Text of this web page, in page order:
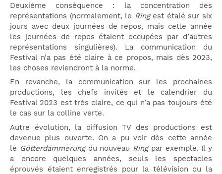
Deuxième conséquence : la concentration des
représentations (normalement, le Ring est étalé sur six
jours avec deux journées de repos, mais cette année
les journées de repos étaient occupées par d’autres
représentations singulières). La communication du
Festival n’a pas été claire à ce propos, mais dès 2023,
les choses reviendront à la norme.
En revanche, la communication sur les prochaines
productions, les chefs invités et le calendrier du
Festival 2023 est très claire, ce qui n’a pas toujours été
le cas sur la colline verte.
Autre évolution, la diffusion TV des productions est
devenue plus ouverte. On a pu voir dès cette année
le Götterdämmerung du nouveau Ringpar exemple. Il y
a encore quelques années, seuls les spectacles
éprouvés étaient enregistrés pour la télévision ou la